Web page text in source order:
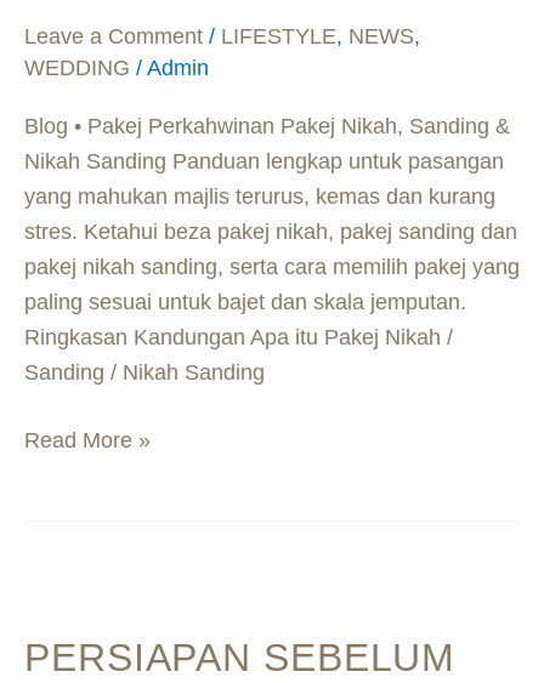
Leave a Comment / LIFESTYLE, NEWS,
WEDDING / Admin
Blog • Pakej Perkahwinan Pakej Nikah, Sanding &
Nikah Sanding Panduan lengkap untuk pasangan
yang mahukan majlis terurus, kemas dan kurang
stres. Ketahui beza pakej nikah, pakej sanding dan
pakej nikah sanding, serta cara memilih pakej yang
paling sesuai untuk bajet dan skala jemputan.
Ringkasan Kandungan Apa itu Pakej Nikah /
Sanding / Nikah Sanding
Read More »
PERSIAPAN SEBELUM
Perkahwinan